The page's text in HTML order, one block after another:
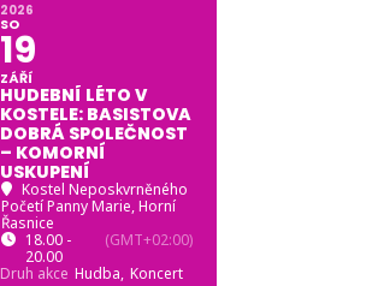
2026
SO
19
ZÁŘÍ
HUDEBNÍ LÉTO V
KOSTELE: BASISTOVA
DOBRÁ SPOLEČNOST
– KOMORNÍ
USKUPENÍ
Kostel Neposkvrněného
Početí Panny Marie, Horní
Řasnice
18.00 -
20.00
(GMT+02:00)
Druh akce Hudba, Koncert